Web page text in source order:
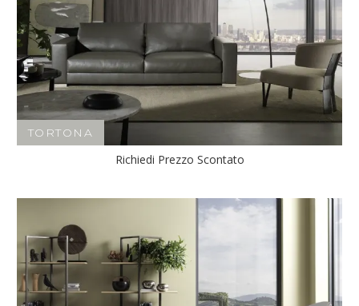
TORTONA
Richiedi Prezzo Scontato